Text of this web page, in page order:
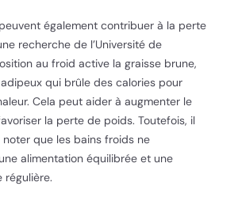
également contribuer à la perte
recherche de l’Université de
au froid active la graisse brune,
qui brûle des calories pour
Cela peut aider à augmenter le
la perte de poids. Toutefois, il
que les bains froids ne
alimentation équilibrée et une